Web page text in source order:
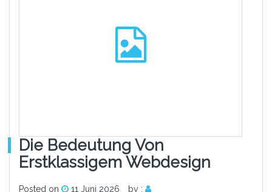
Die Bedeutung Von
Erstklassigem Webdesign
Posted on 11 Juni 2026
by :